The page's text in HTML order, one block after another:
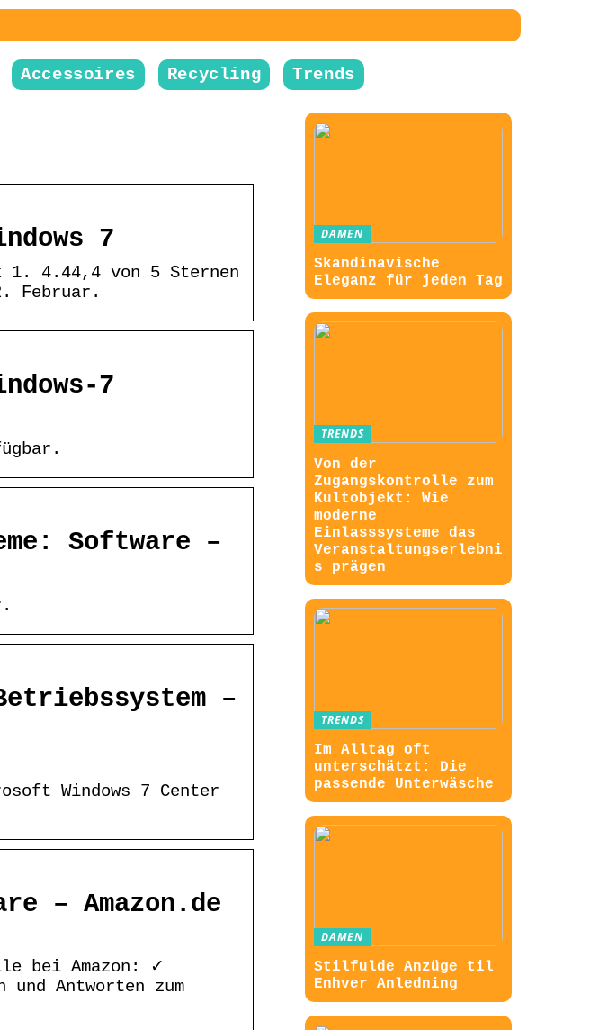
Accessoires Recycling Trends
7
1. 4.44,4 von 5 Sternen
Februar.
7
Software –
–
Windows 7 Center
– Amazon.de
bei Amazon: ✓
und Antworten zum
DAMEN
Skandinavische
Eleganz für jeden Tag
TRENDS
Von der
Zugangskontrolle zum
Kultobjekt: Wie
moderne
Einlasssysteme das
Veranstaltungserlebni
s prägen
TRENDS
Im Alltag oft
unterschätzt: Die
passende Unterwäsche
DAMEN
Stilfulde Anzüge til
Enhver Anledning